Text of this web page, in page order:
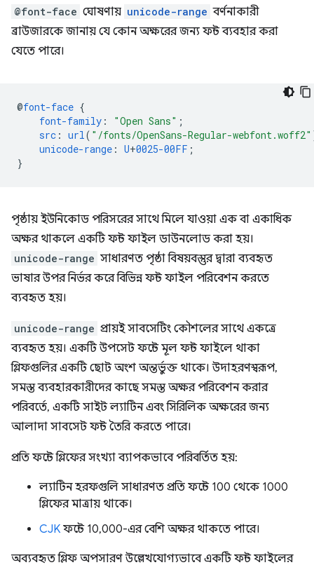
@font-face ঘোষণায় unicode-range বর্ণনাকারী
ব্রাউজারকে জানায় যে কোন অক্ষরের জন্য ফন্ট ব্যবহার করা
যেতে পারে।
@font-face {
font-family : "Open Sans" ;
src : url ( "/fonts/OpenSans-Regular-webfont.woff2"
unicode-range : U+0025-00FF ;
}
পৃষ্ঠায় ইউনিকোড পরিসরের সাথে মিলে যাওয়া এক বা একাধিক
অক্ষর থাকলে একটি ফন্ট ফাইল ডাউনলোড করা হয়।
unicode-range সাধারণত পৃষ্ঠা বিষয়বস্তুর দ্বারা ব্যবহৃত
ভাষার উপর নির্ভর করে বিভিন্ন ফন্ট ফাইল পরিবেশন করতে
ব্যবহৃত হয়।
unicode-range প্রায়ই সাবসেটিং কৌশলের সাথে একত্রে
ব্যবহৃত হয়। একটি উপসেট ফন্টে মূল ফন্ট ফাইলে থাকা
গ্লিফগুলির একটি ছোট অংশ অন্তর্ভুক্ত থাকে। উদাহরণস্বরূপ,
সমস্ত ব্যবহারকারীদের কাছে সমস্ত অক্ষর পরিবেশন করার
পরিবর্তে, একটি সাইট ল্যাটিন এবং সিরিলিক অক্ষরের জন্য
আলাদা সাবসেট ফন্ট তৈরি করতে পারে।
প্রতি ফন্টে গ্লিফের সংখ্যা ব্যাপকভাবে পরিবর্তিত হয়:
ল্যাটিন হরফগুলি সাধারণত প্রতি ফন্টে 100 থেকে 1000
গ্লিফের মাত্রায় থাকে।
CJK ফন্টে 10,000-এর বেশি অক্ষর থাকতে পারে।
অব্যবহৃত গ্লিফ অপসারণ উল্লেখযোগ্যভাবে একটি ফন্ট ফাইলের